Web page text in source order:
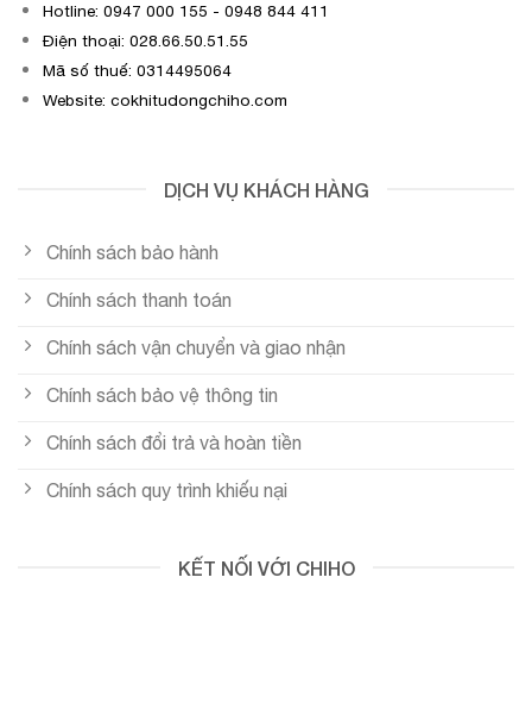
Hotline: 0947 000 155 - 0948 844 411
Điện thoại: 028.66.50.51.55
Mã số thuế: 0314495064
Website: cokhitudongchiho.com
DỊCH VỤ KHÁCH HÀNG
Chính sách bảo hành
Chính sách thanh toán
Chính sách vận chuyển và giao nhận
Chính sách bảo vệ thông tin
Chính sách đổi trả và hoàn tiền
Chính sách quy trình khiếu nại
KẾT NỐI VỚI CHIHO